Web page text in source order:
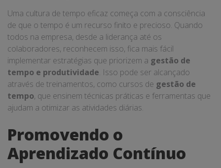
Uma cultura de tempo eficaz começa com a consciência
de que o tempo é um recurso finito e precioso. Quando
todos na empresa, desde a liderança até os
colaboradores, reconhecem isso, fica mais fácil
implementar estratégias que priorizem a gestão de
tempo e produtividade. Isso pode ser alcançado
através de treinamentos, como cursos de gestão de
tempo, que ensinem técnicas práticas e ferramentas que
ajudam a otimizar as atividades diárias.
Promovendo o
Aprendizado Contínuo